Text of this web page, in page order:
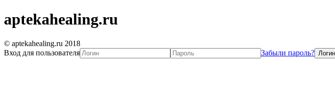
aptekahealing.ru
© aptekahealing.ru 2018
Вход для пользователя
Забыли пароль?